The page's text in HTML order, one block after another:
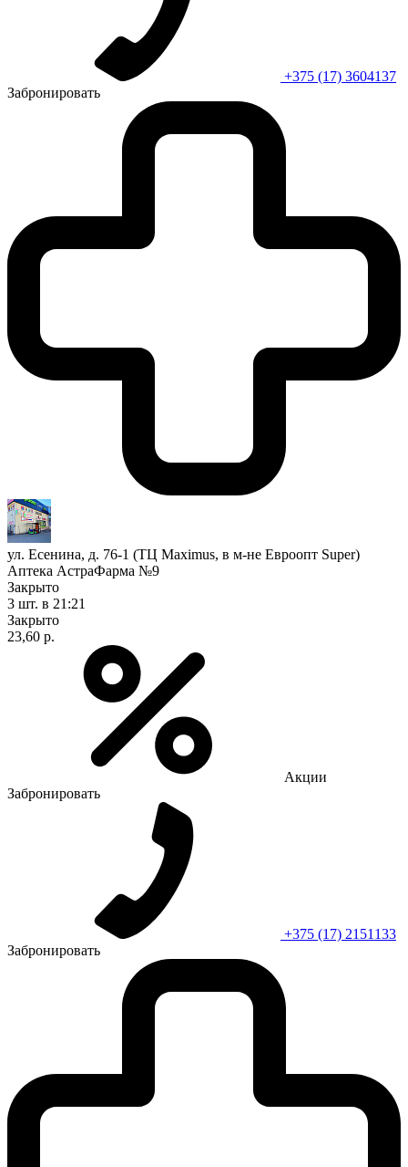
+375 (17) 3604137
Забронировать
ул. Есенина, д. 76-1 (ТЦ Maximus, в м-не Евроопт Super)
Аптека АстраФарма №9
Закрыто
3 шт. в 21:21
Закрыто
23,60 р.
Акции
Забронировать
+375 (17) 2151133
Забронировать